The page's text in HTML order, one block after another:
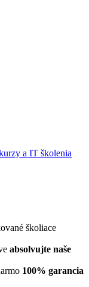
školiace
absolvujte naše
100% garancia